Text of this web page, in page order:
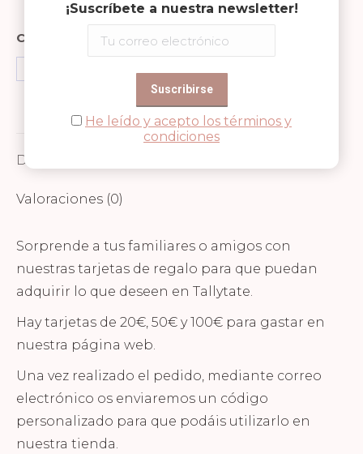
Compartir en
FacebookWhatsApp
on
Pinterest
Descripción
Valoraciones (0)
Sorprende a tus familiares o amigos con
nuestras tarjetas de regalo para que puedan
adquirir lo que deseen en Tallytate.
Hay tarjetas de 20€, 50€ y 100€ para gastar en
nuestra página web.
Una vez realizado el pedido, mediante correo
electrónico os enviaremos un código
personalizado para que podáis utilizarlo en
nuestra tienda.
¡Suscríbete a nuestra newsletter!
He leído y acepto los términos y
condiciones